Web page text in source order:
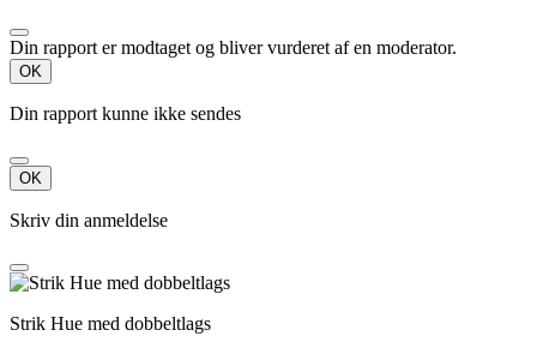
Din rapport er modtaget og bliver vurderet af en moderator.
OK
Din rapport kunne ikke sendes
OK
Skriv din anmeldelse
Strik Hue med dobbeltlags